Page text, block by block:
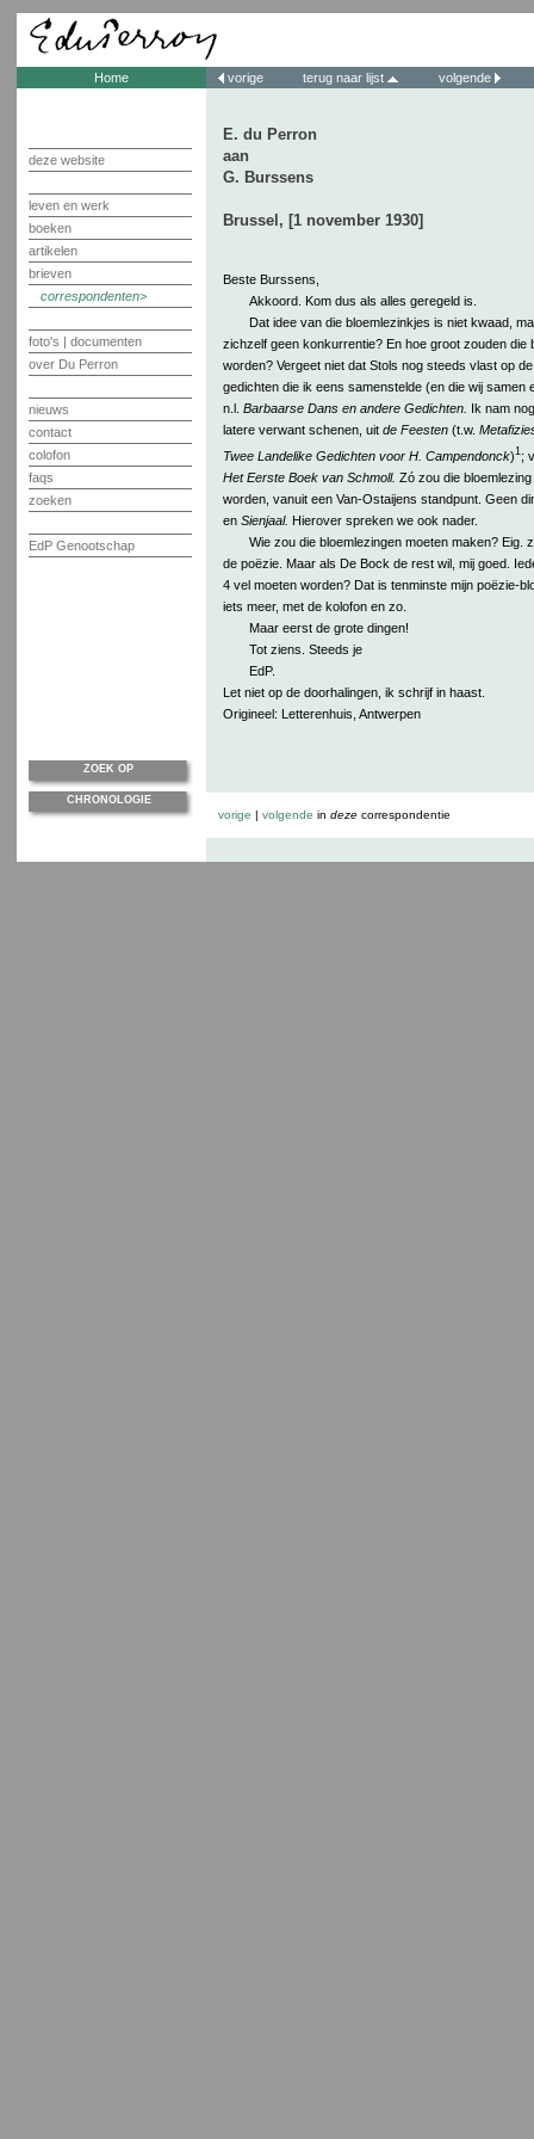
Home
deze website
leven en werk
boeken
artikelen
brieven
correspondenten
foto's | documenten
over Du Perron
nieuws
contact
colofon
faqs
zoeken
EdP Genootschap
vorige terug naar lijst volgende
E. du Perron
aan
G. Burssens
Brussel, [1 november 1930]
Beste Burssens,
Akkoord. Kom dus als alles geregeld is.
Dat idee van die bloemlezinkjes is niet kwaad,
zichzelf geen konkurrentie? En hoe groot zouden die
worden? Vergeet niet dat Stols nog steeds vlast op
gedichten die ik eens samenstelde (en die wij samen
n.l. Barbaarse Dans en andere Gedichten. Ik nam
latere verwant schenen, uit de Feesten(t.w.
Twee Landelike Gedichten voor H. Campendonck)1;
Het Eerste Boek van Schmoll. Zó zou die
worden, vanuit een Van-Ostaijens standpunt. Geen
en Sienjaal. Hierover spreken we ook nader.
Wie zou die bloemlezingen moeten maken? Eig.
de poëzie. Maar als De Bock de rest wil, mij goed.
4 vel moeten worden? Dat is tenminste mijn poëzie-
iets meer, met de kolofon en zo.
Maar eerst de grote dingen!
Tot ziens. Steeds je
EdP.
Let niet op de doorhalingen, ik schrijf in haast.
Origineel: Letterenhuis, Antwerpen
vorige | volgende in dezecorrespondentie
ZOEK OP
CHRONOLOGIE